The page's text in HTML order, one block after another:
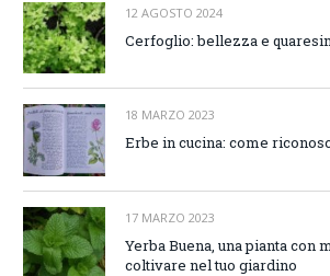
12 AGOSTO 2024
Cerfoglio: bellezza e
18 MARZO 2023
Erbe in cucina: come
17 MARZO 2023
Yerba Buena, una pianta con
coltivare nel tuo giardino